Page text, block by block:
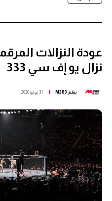
عودة النزالات
نزال يو إف سي 333
بقلم M283 31 يوليو 2026